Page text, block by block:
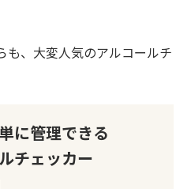
も、大変人気のアルコールチ
に管理できる
チェッカー